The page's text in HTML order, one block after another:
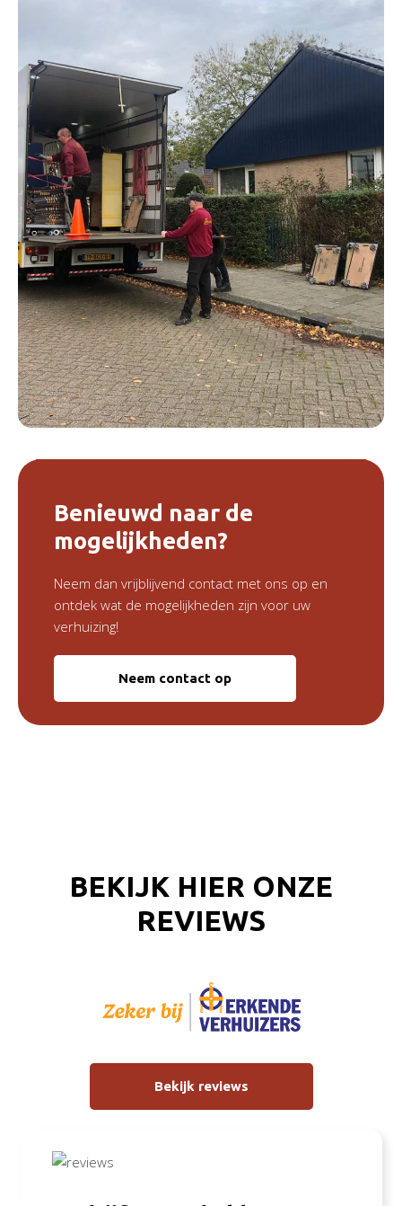
Benieuwd naar de
mogelijkheden?
Neem dan vrijblijvend contact met ons op en
ontdek wat de mogelijkheden zijn voor uw
verhuizing!
Neem contact op
BEKIJK HIER ONZE
REVIEWS
Bekijk reviews